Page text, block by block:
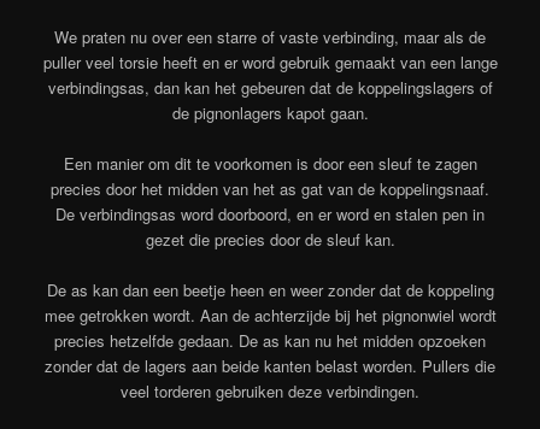
We praten nu over een starre of vaste verbinding, maar als de
puller veel torsie heeft en er word gebruik gemaakt van een lange
verbindingsas, dan kan het gebeuren dat de koppelingslagers of
de pignonlagers kapot gaan.
Een manier om dit te voorkomen is door een sleuf te zagen
precies door het midden van het as gat van de koppelingsnaaf.
De verbindingsas word doorboord, en er word en stalen pen in
gezet die precies door de sleuf kan.
De as kan dan een beetje heen en weer zonder dat de koppeling
mee getrokken wordt. Aan de achterzijde bij het pignonwiel wordt
precies hetzelfde gedaan. De as kan nu het midden opzoeken
zonder dat de lagers aan beide kanten belast worden. Pullers die
veel torderen gebruiken deze verbindingen.